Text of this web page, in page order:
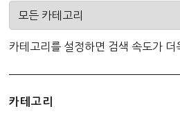
카테고리를 설정하면 검색 속도가 더
카테고리